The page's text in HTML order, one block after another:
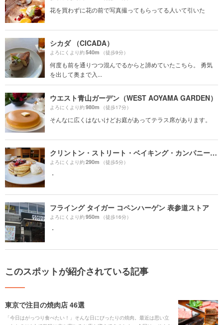
花を買わずに花の前で写真撮ってもらってる人いて引いた
シカダ （CICADA）
よろにくより約540m （徒歩9分）
何度も前を通りつつ混んでるからと諦めていたこちら。 勇気
を出して奥まで入...
ウエスト青山ガーデン（WEST AOYAMA GARDEN）
よろにくより約980m （徒歩17分）
そんなに広くはないけどお庭があってテラス席があります。
クリントン・ストリート・ベイキング・カンパニー（CLINTON ST. BAKING COMPANY & RESTAURANT）
よろにくより約290m （徒歩5分）
・
フライング タイガー コペンハーゲン 表参道ストア
よろにくより約950m （徒歩16分）
・
このスポットが紹介されている記事
東京で注目の焼肉店 46選
「今日はがっつり食べたい！」そんな日にぴったりの焼肉。最近は思い立